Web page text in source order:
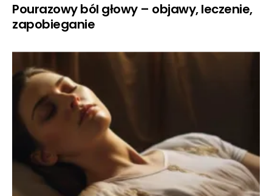
Pourazowy ból głowy – objawy, leczenie,
zapobieganie